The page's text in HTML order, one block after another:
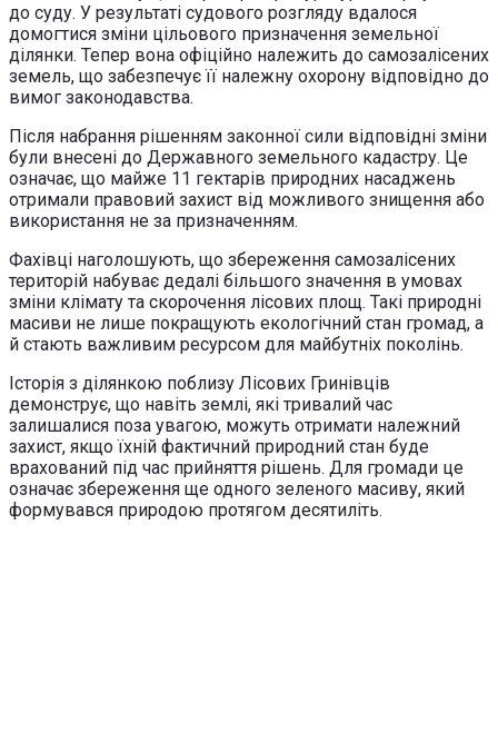
до суду. У результаті судового розгляду вдалося
домогтися зміни цільового призначення земельної
ділянки. Тепер вона офіційно належить до самозалісених
земель, що забезпечує її належну охорону відповідно до
вимог законодавства.
Після набрання рішенням законної сили відповідні зміни
були внесені до Державного земельного кадастру. Це
означає, що майже 11 гектарів природних насаджень
отримали правовий захист від можливого знищення або
використання не за призначенням.
Фахівці наголошують, що збереження самозалісених
територій набуває дедалі більшого значення в умовах
зміни клімату та скорочення лісових площ. Такі природні
масиви не лише покращують екологічний стан громад, а
й стають важливим ресурсом для майбутніх поколінь.
Історія з ділянкою поблизу Лісових Гринівців
демонструє, що навіть землі, які тривалий час
залишалися поза увагою, можуть отримати належний
захист, якщо їхній фактичний природний стан буде
врахований під час прийняття рішень. Для громади це
означає збереження ще одного зеленого масиву, який
формувався природою протягом десятиліть.